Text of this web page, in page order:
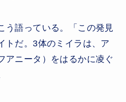
う語っている。「この発見
トだ。3体のミイラは、ア
アニータ）をはるかに凌ぐ